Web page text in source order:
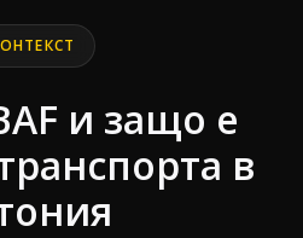
и защо е
в